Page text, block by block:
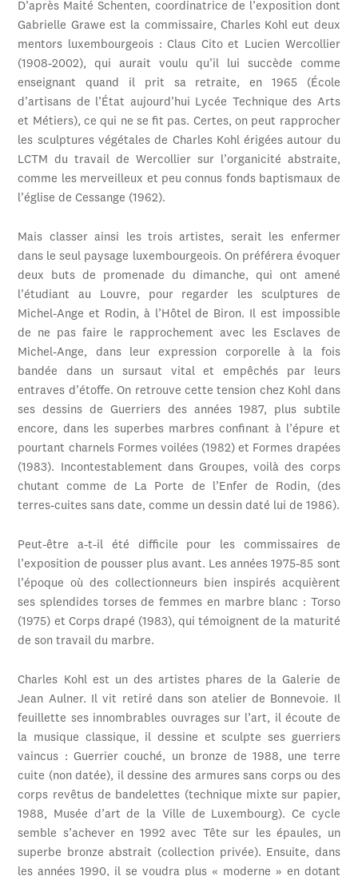
D’après Maité Schenten, coordinatrice de l’exposition dont
Gabrielle Grawe est la commissaire, Charles Kohl eut deux
mentors luxembourgeois : Claus Cito et Lucien Wercollier
(1908-2002), qui aurait voulu qu’il lui succède comme
enseignant quand il prit sa retraite, en 1965 (École
d’artisans de l’État aujourd’hui Lycée Technique des Arts
et Métiers), ce qui ne se fit pas. Certes, on peut rapprocher
les sculptures végétales de Charles Kohl érigées autour du
LCTM du travail de Wercollier sur l’organicité abstraite,
comme les merveilleux et peu connus fonds baptismaux de
l’église de Cessange (1962).
Mais classer ainsi les trois artistes, serait les enfermer
dans le seul paysage luxembourgeois. On préférera évoquer
deux buts de promenade du dimanche, qui ont amené
l’étudiant au Louvre, pour regarder les sculptures de
Michel-Ange et Rodin, à l’Hôtel de Biron. Il est impossible
de ne pas faire le rapprochement avec les Esclaves de
Michel-Ange, dans leur expression corporelle à la fois
bandée dans un sursaut vital et empêchés par leurs
entraves d’étoffe. On retrouve cette tension chez Kohl dans
ses dessins de Guerriers des années 1987, plus subtile
encore, dans les superbes marbres confinant à l’épure et
pourtant charnels Formes voilées (1982) et Formes drapées
(1983). Incontestablement dans Groupes, voilà des corps
chutant comme de La Porte de l’Enfer de Rodin, (des
terres-cuites sans date, comme un dessin daté lui de 1986).
Peut-être a-t-il été difficile pour les commissaires de
l’exposition de pousser plus avant. Les années 1975-85 sont
l’époque où des collectionneurs bien inspirés acquièrent
ses splendides torses de femmes en marbre blanc : Torso
(1975) et Corps drapé (1983), qui témoignent de la maturité
de son travail du marbre.
Charles Kohl est un des artistes phares de la Galerie de
Jean Aulner. Il vit retiré dans son atelier de Bonnevoie. Il
feuillette ses innombrables ouvrages sur l’art, il écoute de
la musique classique, il dessine et sculpte ses guerriers
vaincus : Guerrier couché, un bronze de 1988, une terre
cuite (non datée), il dessine des armures sans corps ou des
corps revêtus de bandelettes (technique mixte sur papier,
1988, Musée d’art de la Ville de Luxembourg). Ce cycle
semble s’achever en 1992 avec Tête sur les épaules, un
superbe bronze abstrait (collection privée). Ensuite, dans
les années 1990, il se voudra plus « moderne » en dotant